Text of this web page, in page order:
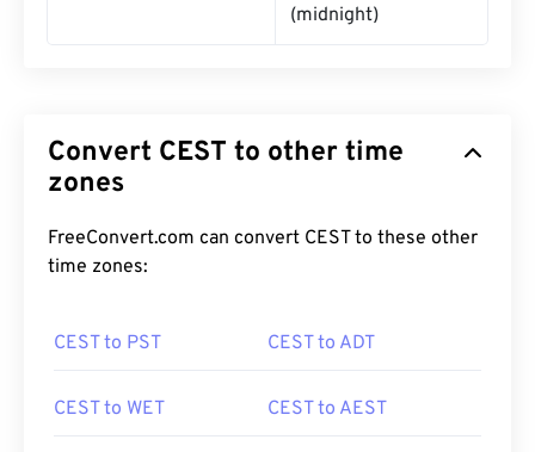
(midnight)
Convert CEST to other time
zones
FreeConvert.com can convert CEST to these other
time zones:
CEST to PST CEST to ADT
CEST to WET CEST to AEST